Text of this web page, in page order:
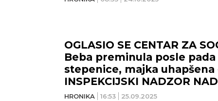
HRONIKA 16:53 25.09.2025
OGLASIO SE CENTAR ZA
Beba preminula posle pada
stepenice, majka uhapšena
INSPEKCIJSKI NADZOR NAD
PORODICOM!
kolenima.
NOVI SAD NIŠ